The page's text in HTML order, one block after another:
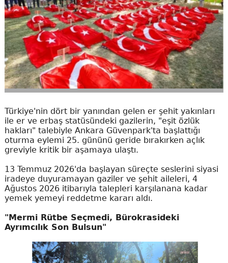
Türkiye'nin dört bir yanından gelen er şehit yakınları
ile er ve erbaş statüsündeki gazilerin, "eşit özlük
hakları" talebiyle Ankara Güvenpark'ta başlattığı
oturma eylemi 25. gününü geride bırakırken açlık
greviyle kritik bir aşamaya ulaştı.
13 Temmuz 2026'da başlayan süreçte seslerini siyasi
iradeye duyuramayan gaziler ve şehit aileleri, 4
Ağustos 2026 itibarıyla talepleri karşılanana kadar
yemek yemeyi reddetme kararı aldı.
"Mermi Rütbe Seçmedi, Bürokrasideki
Ayrımcılık Son Bulsun"